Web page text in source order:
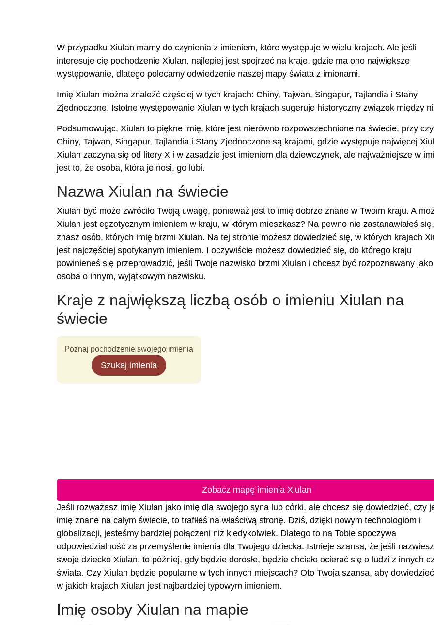
W przypadku Xiulan mamy do czynienia z imieniem, które występuje w wielu krajach. Ale jeśli
interesuje cię pochodzenie Xiulan, najlepiej jest spojrzeć na kraje, gdzie ma ono największe
występowanie, dlatego polecamy odwiedzenie naszej mapy świata z imionami.
Imię Xiulan można znaleźć częściej w tych krajach: Chiny, Tajwan, Singapur, Tajlandia i Stany
Zjednoczone. Istotne występowanie Xiulan w tych krajach sugeruje historyczny związek między
Podsumowując, Xiulan to piękne imię, które jest nierówno rozpowszechnione na świecie, przy
Chiny, Tajwan, Singapur, Tajlandia i Stany Zjednoczone są krajami, gdzie występuje najwięcej
Xiulan zaczyna się od litery X i w zasadzie jest imieniem dla dziewczynek, ale najważniejsze w
jest to, że osoba, która je nosi, go lubi.
Nazwa Xiulan na świecie
Xiulan być może zwróciło Twoją uwagę, ponieważ jest to imię dobrze znane w Twoim kraju. A
Xiulan jest egzotycznym imieniem w kraju, w którym mieszkasz? Na pewno nie zastanawiałeś
znasz osób, których imię brzmi Xiulan. Na tej stronie możesz dowiedzieć się, w których krajach
jest najczęściej spotykanym imieniem. I oczywiście możesz dowiedzieć się, do którego kraju
powinieneś się przeprowadzić, jeśli Twoje nazwisko brzmi Xiulan i chcesz być rozpoznawany jako
osoba o innym, wyjątkowym nazwisku.
Kraje z największą liczbą osób o imieniu Xiulan na
świecie
Poznaj pochodzenie swojego imienia
Szukaj imienia
Zobacz mapę imienia Xiulan
Jeśli rozważasz imię Xiulan jako imię dla swojego syna lub córki, ale chcesz się dowiedzieć, czy
imię znane na całym świecie, to trafiłeś na właściwą stronę. Dziś, dzięki nowym technologiom i
globalizacji, jesteśmy bardziej połączeni niż kiedykolwiek. Dlatego to na Tobie spoczywa
odpowiedzialność za przemyślenie imienia dla Twojego dziecka. Istnieje szansa, że jeśli nazwiesz
swoje dziecko Xiulan, to później, gdy będzie dorosłe, będzie chciało ocierać się o ludzi z innych
świata. Czy Xiulan będzie popularne w tych innych miejscach? Oto Twoja szansa, aby
w jakich krajach Xiulan jest najbardziej typowym imieniem.
Imię osoby Xiulan na mapie